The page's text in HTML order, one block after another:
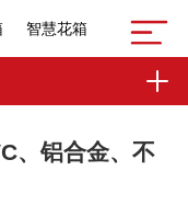
智慧花箱
、铝合金、不